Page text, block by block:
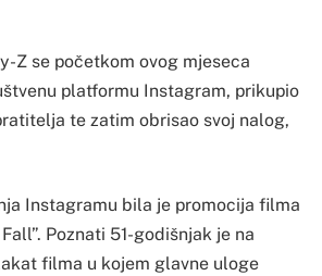
Z se početkom ovog mjeseca
platformu Instagram, prikupio
te zatim obrisao svoj nalog,
Instagramu bila je promocija filma
Poznati 51-godišnjak je na
filma u kojem glavne uloge